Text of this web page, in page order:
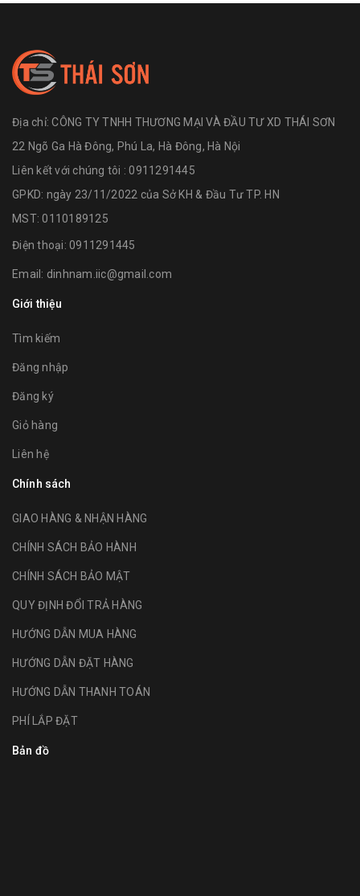
Địa chỉ:CÔNG TY TNHH THƯƠNG MẠI VÀ ĐẦU TƯ XD THÁI SƠN
22 Ngõ Ga Hà Đông, Phú La, Hà Đông, Hà Nội
Liên kết với chúng tôi : 0911291445
GPKD: ngày 23/11/2022 của Sở KH & Đầu Tư TP. HN
MST: 0110189125
Điện thoại: 0911291445
Email: dinhnam.iic@gmail.com
Giới thiệu
Tìm kiếm
Đăng nhập
Đăng ký
Giỏ hàng
Liên hệ
Chính sách
GIAO HÀNG & NHẬN HÀNG
CHÍNH SÁCH BẢO HÀNH
CHÍNH SÁCH BẢO MẬT
QUY ĐỊNH ĐỔI TRẢ HÀNG
HƯỚNG DẪN MUA HÀNG
HƯỚNG DẪN ĐẶT HÀNG
HƯỚNG DẪN THANH TOÁN
PHÍ LẮP ĐẶT
Bản đồ